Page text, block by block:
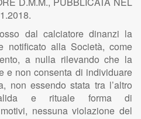
dal calciatore dinanzi la
notificato alla Società, come
a nulla rilevando che la
e non consenta di individuare
non essendo stata tra l’altro
e rituale forma di
nessuna violazione del